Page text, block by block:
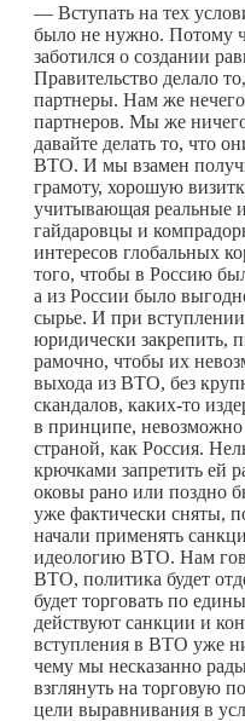
— Вступать на тех
было не нужно. Потому
заботился о создании
Правительство делало
партнеры. Нам же
партнеров. Мы же
давайте делать то, что
ВТО. И мы взамен
грамоту, хорошую
учитывающая реальные
гайдаровцы и
интересов глобальных
того, чтобы в Россию
а из России было
сырье. И при
юридически закрепить,
рамочно, чтобы их
выхода из ВТО, без
скандалов, каких-то
в принципе, невозможно
страной, как Россия.
крючками запретить ей
оковы рано или поздно
уже фактически сняты,
начали применять
идеологию ВТО. Нам
ВТО, политика будет
будет торговать по
действуют санкции и
вступления в ВТО уже
чему мы несказанно
взглянуть на торговую
цели выравнивания в